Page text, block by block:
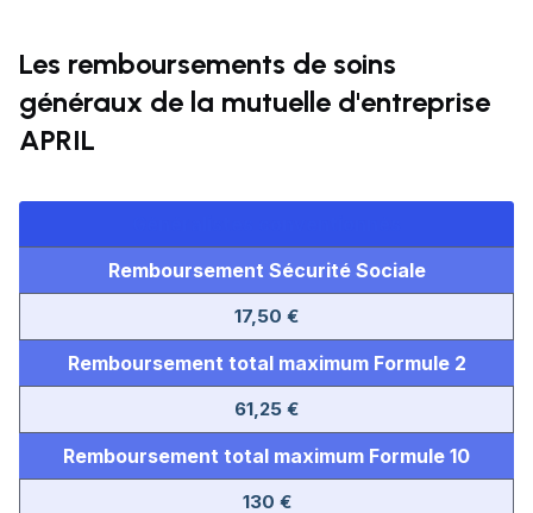
Les remboursements de soins
généraux de la mutuelle d'entreprise
APRIL
Remboursement Sécurité Sociale
17,50 €
Remboursement total maximum Formule 2
61,25 €
Remboursement total maximum Formule 10
130 €